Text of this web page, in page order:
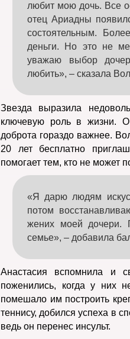
любит мою дочь. Все
отец Ариадны
состоятельным.
деньги. Но это не
уважаю выбор
любить», – сказала
Звезда выразила
ключевую роль в жизни.
доброта гораздо важнее.
20 лет бесплатно
помогает тем, кто не может
«Я дарю людям
потом
жених моей дочери.
семье», – добавила
Анастасия вспомнила и
поженились, когда у них
помешало им построить
теннису, добился успеха в
ведь он перенес инсульт.